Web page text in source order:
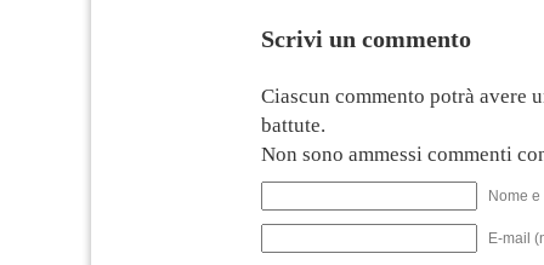
Scrivi un commento
Ciascun commento potrà avere
battute.
Non sono ammessi commenti
Nome
E-mail